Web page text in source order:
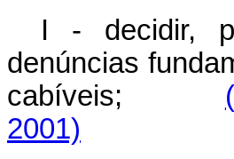
I - decidir,
denúncias
cabíveis;
2001)